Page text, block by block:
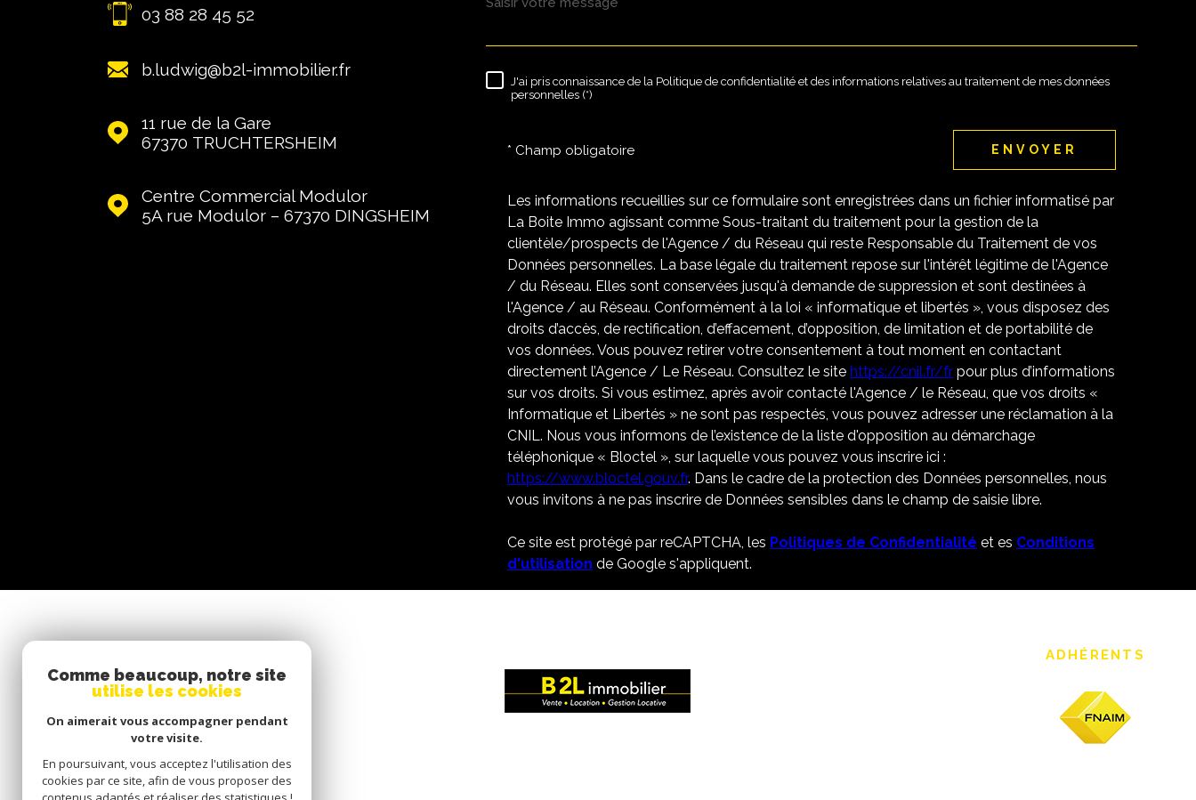
03 88 28 45 52
b.ludwig@b2l-immobilier.fr
11 rue de la Gare
67370
TRUCHTERSHEIM
Centre Commercial Modulor
5A rue Modulor – 67370
DINGSHEIM
RÈGLEMENTATION
J'ai pris connaissance de la Politique de confidentialité et des informations relatives au traitement de mes données
personnelles (*)
* Champ obligatoire ENVOYER
Les informations recueillies sur ce formulaire sont enregistrées dans un fichier informatisé par
La Boite Immo agissant comme Sous-traitant du traitement pour la gestion de la
clientèle/prospects de l'Agence / du Réseau qui reste Responsable du Traitement de vos
Données personnelles. La base légale du traitement repose sur l'intérêt légitime de l'Agence
/ du Réseau. Elles sont conservées jusqu'à demande de suppression et sont destinées à
l'Agence / au Réseau. Conformément à la loi « informatique et libertés », vous disposez des
droits d’accès, de rectification, d’effacement, d’opposition, de limitation et de portabilité de
vos données. Vous pouvez retirer votre consentement à tout moment en contactant
directement l’Agence / Le Réseau. Consultez le site https://cnil.fr/fr pour plus d’informations
sur vos droits. Si vous estimez, après avoir contacté l'Agence / le Réseau, que vos droits «
Informatique et Libertés » ne sont pas respectés, vous pouvez adresser une réclamation à la
CNIL. Nous vous informons de l’existence de la liste d'opposition au démarchage
téléphonique « Bloctel », sur laquelle vous pouvez vous inscrire ici :
https://www.bloctel.gouv.fr. Dans le cadre de la protection des Données personnelles, nous
vous invitons à ne pas inscrire de Données sensibles dans le champ de saisie libre.
Ce site est protégé par reCAPTCHA, les Politiques de Confidentialité et es Conditions
d'utilisation de Google s'appliquent.
ADHÉRENTS
Comme beaucoup, notre site
utilise les cookies
On aimerait vous accompagner pendant
votre visite.
En poursuivant, vous acceptez l'utilisation des
cookies par ce site, afin de vous proposer des